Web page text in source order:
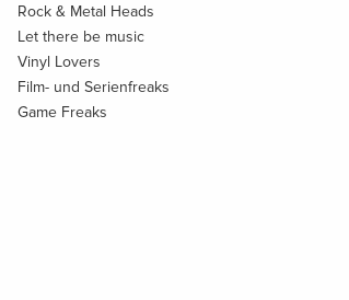
Rock & Metal Heads
Let there be music
Vinyl Lovers
Film- und Serienfreaks
Game Freaks